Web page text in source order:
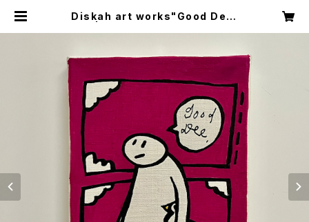
Diskah art works"Good Dee.